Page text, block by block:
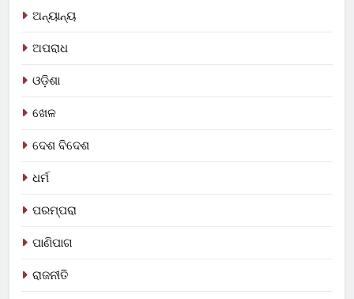
ଅନ୍ୟାନ୍ୟ
ଅପରାଧ
ଓଡ଼ିଶା
ଖେଳ
ଦେଶ ବିଦେଶ
ଧର୍ମ
ପରମ୍ପରା
ପାଣିପାଗ
ରାଜନୀତି